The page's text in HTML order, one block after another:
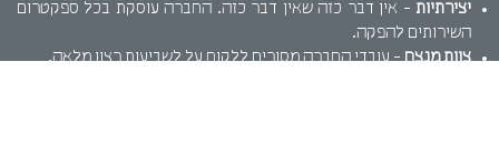
יצירתיות - אין דבר כזה שאין דבר כזה. החברה עוסקת בכל ספקטרום
השירותים להפקה.
צוות מנצח- עובדי החברה מסורים ללקוח על לשביעות רצון מלאה.